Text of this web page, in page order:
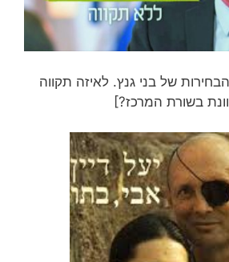
של בני גנץ. לאיזה תקווה
בשורת המרכז?]